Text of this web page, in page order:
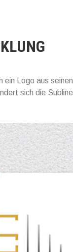
ein Logo aus seinen
sich die Subline